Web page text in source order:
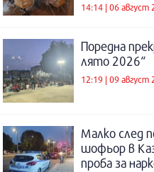
14:14 | 06 август
Поредна
лято 2026“
12:19 | 09 август
Малко след
шофьор в
проба за